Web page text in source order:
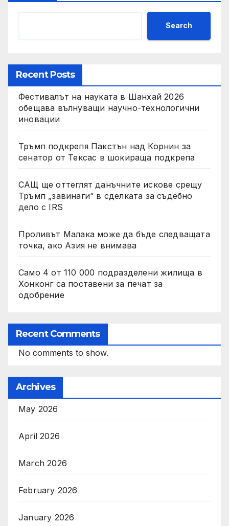
Search
Recent Posts
Фестивалът на науката в Шанхай 2026
обещава вълнуващи научно-технологични
иновации
Тръмп подкрепя Пакстън над Корнин за
сенатор от Тексас в шокираща подкрепа
САЩ ще оттеглят данъчните искове срещу
Тръмп „завинаги“ в сделката за съдебно
дело с IRS
Проливът Малака може да бъде следващата
точка, ако Азия не внимава
Само 4 от 110 000 подразделени жилища в
Хонконг са поставени за печат за
одобрение
Recent Comments
No comments to show.
Archives
May 2026
April 2026
March 2026
February 2026
January 2026